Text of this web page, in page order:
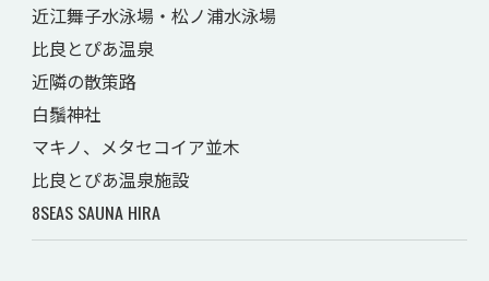
近江舞子水泳場・松ノ浦水泳場
比良とぴあ温泉
近隣の散策路
白鬚神社
マキノ、メタセコイア並木
比良とぴあ温泉施設
8SEAS SAUNA HIRA